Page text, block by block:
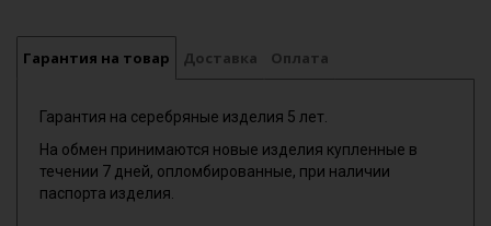
Гарантия на товар Доставка Оплата
Гарантия на серебряные изделия 5 лет.
На обмен принимаются новые изделия купленные в
течении 7 дней, опломбированные, при наличии
паспорта изделия.